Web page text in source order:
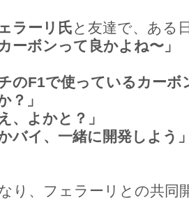
ラーリ氏と友達で、ある
ーボンって良かよね〜」
のF1で使っているカーボ
？」
、よかと？」
バイ、一緒に開発しよう
り、フェラーリとの共同